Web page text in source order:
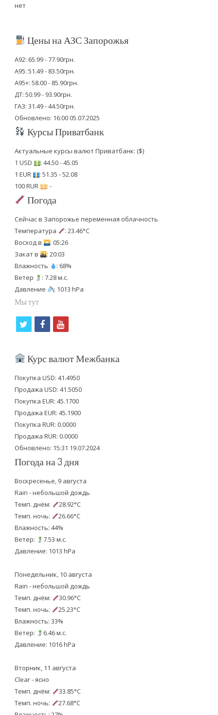
нет
Цены на АЗС Запорожья
А92: 65.99 - 77.90грн.
А95: 51.49 - 83.50грн.
А95+: 58.00 - 85.90грн.
ДТ: 50.99 - 93.90грн.
ГАЗ: 31.49 - 44.50грн.
Обновлено: 16:00 05.07.2025
Курсы Приватбанк
Актуальные курсы валют Приватбанк: ($)
1 USD
: 44.50 - 45.05
1 EUR
: 51.35 - 52.08
100 RUR
: -
Погода
Сейчас в Запорожье переменная облачность
Температура
: 23.46°C
Восход в
: 05:26
Закат в
: 20:03
Влажность
: 68%
Ветер
: 7.28 м.с.
Давление
: 1013 hPa
Мы тут
i
t
e
r
f
c
b
o
o
k
y
u
u
b
e
Курс валют Межбанка
Покупка USD: 41.4950
Продажа USD: 41.5050
Покупка EUR: 45.1700
Продажа EUR: 45.1900
Покупка RUR: 0.0000
Продажа RUR: 0.0000
Обновлено: 15:31 19.07.2024
Погода на 3 дня
Воскресенье, 9 августа
Rain - небольшой дождь
Темп. днём:
28.92°C
Темп. ночь:
26.66°C
Влажность: 44%
Ветер:
7.53 м.с.
Давление: 1013 hPa
Понедельник, 10 августа
Rain - небольшой дождь
Темп. днём:
30.96°C
Темп. ночь:
25.23°C
Влажность: 33%
Ветер:
6.46 м.с.
Давление: 1016 hPa
Вторник, 11 августа
Clear - ясно
Темп. днём:
33.85°C
Темп. ночь:
27.68°C